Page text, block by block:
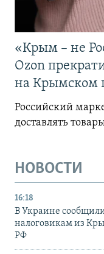
«Крым – не
Ozon
на Крымском
Российский
доставлять
НОВОСТИ
16:18
В Украине
налоговикам из
РФ